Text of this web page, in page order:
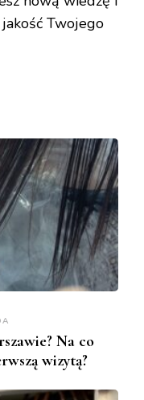
Twojego
Na co
wizytą?